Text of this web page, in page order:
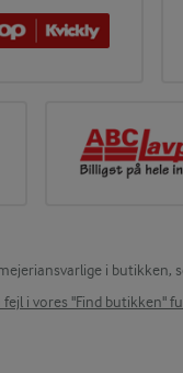
i butikken,
i vores "Find butikken"